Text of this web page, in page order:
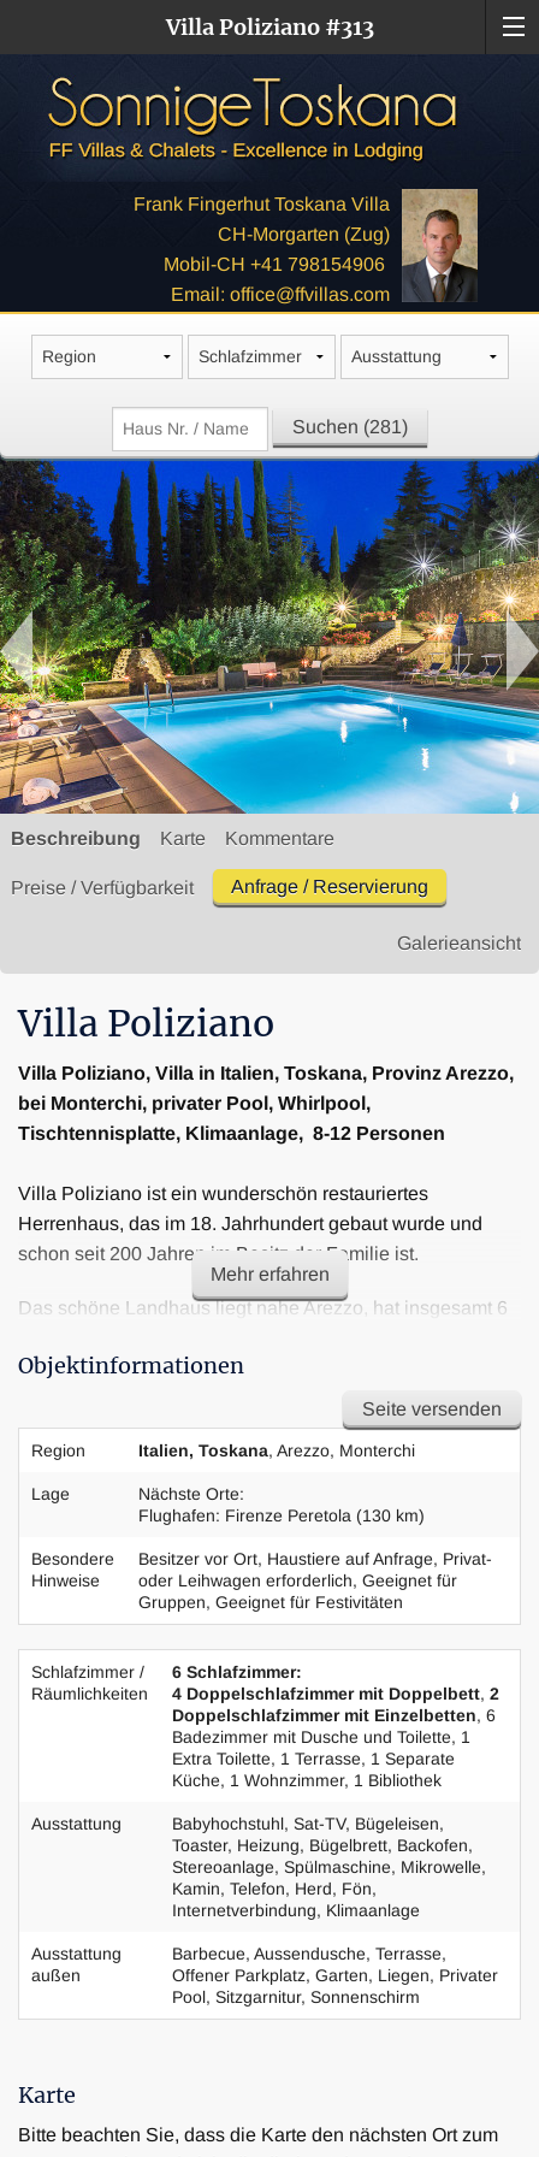
Villa Poliziano #313
Frank Fingerhut Toskana Villa
CH-Morgarten (Zug)
Mobil-CH +41 798154906
Email: office@ffvillas.com
Beschreibung Karte Kommentare
Preise / Verfügbarkeit Anfrage / Reservierung
Galerieansicht
Villa Poliziano
Villa Poliziano, Villa in Italien, Toskana, Provinz Arezzo,
bei Monterchi, privater Pool, Whirlpool,
Tischtennisplatte, Klimaanlage, 8-12 Personen
Villa Poliziano ist ein wunderschön restauriertes
Herrenhaus, das im 18. Jahrhundert gebaut wurde und
schon seit 200 Jahren im Besitz der Familie ist.
Das schöne Landhaus liegt nahe Arezzo, hat insgesamt 6
großen Pool, der den ganzen Tag durch die
Sonneneinstrahlung erwärmt wird, und bietet eine herrliche
Panoramaaussicht.
Das Anwesen ist umgeben von einem großen privaten
Park und von etwa 25 Hektar. Von dem kleinen Hügel aus
kann man in der Ferne die Dörfer und Städtchen mit den
Apenninen in Hintergrund bewundern. Der bestens
gepflegte Garten teilt sich über drei Terrassen auf, bis hin
Eine Steinscheune wurde renoviert und zu einem
geräumigen, kompletten Badezimmer mit Dusche und WC
umgewandelt und für die Poolbenutzung ausgestattet
Villa Poliziano bietet einen hohen Wohnstandard und
Annehmlichkeiten und wird von den Besitzern direkt
betreut. Alle Schlafzimmer sind mit Klimaanlage
sich an den Besitzern wenden, die nur etwa 20 Minuten
von der Villa entfernt wohnen. Sie freuen sich Ihnen das
Anwesen vorzustellen und unterstützen Sie auch gerne
Die Villa ist wie folgt aufgeteilt:
Mehr erfahren
Objektinformationen
Seite versenden
Region Italien, Toskana, Arezzo, Monterchi
Lage
Nächste Orte:
Flughafen: Firenze Peretola (130 km)
Besondere
Hinweise
Besitzer vor Ort, Haustiere auf Anfrage, Privat-
oder Leihwagen erforderlich, Geeignet für
Gruppen, Geeignet für Festivitäten
Schlafzimmer /
Räumlichkeiten
6 Schlafzimmer:
4 Doppelschlafzimmer mit Doppelbett, 2
Doppelschlafzimmer mit Einzelbetten, 6
Badezimmer mit Dusche und Toilette, 1
Extra Toilette, 1 Terrasse, 1 Separate
Küche, 1 Wohnzimmer, 1 Bibliothek
Ausstattung
Babyhochstuhl, Sat-TV, Bügeleisen,
Toaster, Heizung, Bügelbrett, Backofen,
Stereoanlage, Spülmaschine, Mikrowelle,
Kamin, Telefon, Herd, Fön,
Internetverbindung, Klimaanlage
Ausstattung
außen
Barbecue, Aussendusche, Terrasse,
Offener Parkplatz, Garten, Liegen, Privater
Pool, Sitzgarnitur, Sonnenschirm
Karte
Bitte beachten Sie, dass die Karte den nächsten Ort zum